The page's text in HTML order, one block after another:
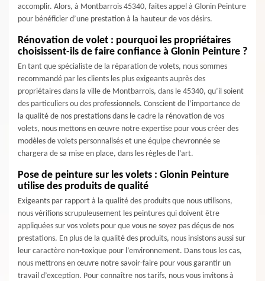
accomplir. Alors, à Montbarrois 45340, faites appel à Glonin Peinture
pour bénéficier d’une prestation à la hauteur de vos désirs.
Rénovation de volet : pourquoi les propriétaires
choisissent-ils de faire confiance à Glonin Peinture ?
En tant que spécialiste de la réparation de volets, nous sommes
recommandé par les clients les plus exigeants auprès des
propriétaires dans la ville de Montbarrois, dans le 45340, qu’il soient
des particuliers ou des professionnels. Conscient de l’importance de
la qualité de nos prestations dans le cadre la rénovation de vos
volets, nous mettons en œuvre notre expertise pour vous créer des
modèles de volets personnalisés et une équipe chevronnée se
chargera de sa mise en place, dans les règles de l’art.
Pose de peinture sur les volets : Glonin Peinture
utilise des produits de qualité
Exigeants par rapport à la qualité des produits que nous utilisons,
nous vérifions scrupuleusement les peintures qui doivent être
appliquées sur vos volets pour que vous ne soyez pas déçus de nos
prestations. En plus de la qualité des produits, nous insistons aussi sur
leur caractère non-toxique pour l’environnement. Dans tous les cas,
nous mettrons en œuvre notre savoir-faire pour vous garantir un
travail d’exception. Pour connaître nos tarifs, nous vous invitons à